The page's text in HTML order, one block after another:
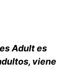
Adult es
viene